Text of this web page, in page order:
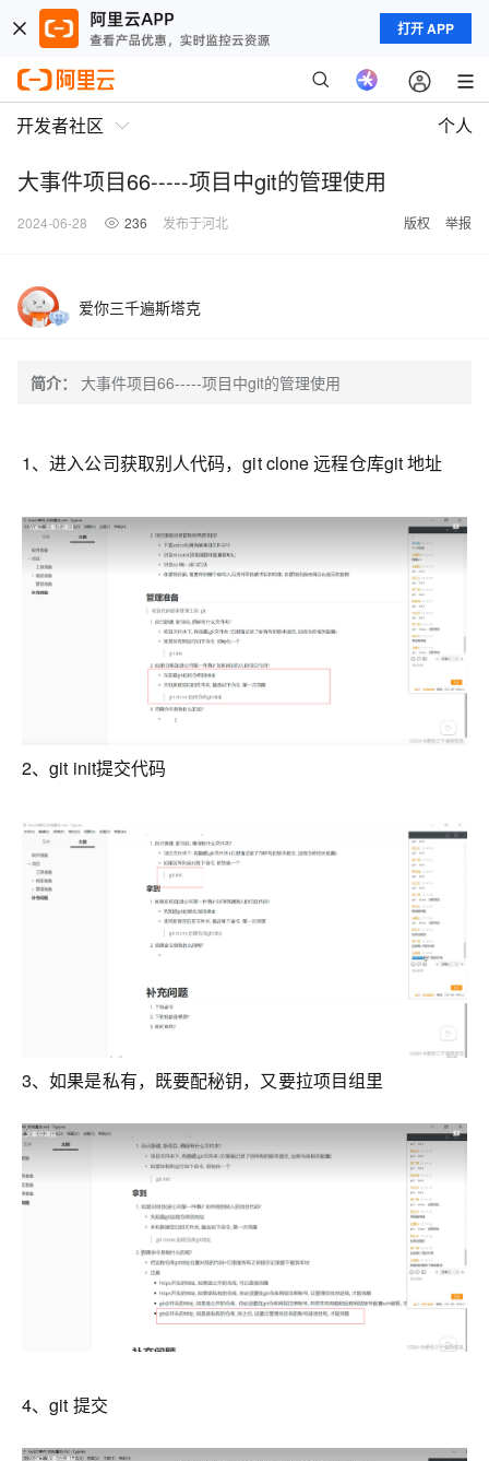
打开 APP
开发者社区 个人
大事件项目66-----项目中git的管理使用
2024-06-28 236 发布于河北 版权 举报
爱你三千遍斯塔克
简介： 大事件项目66-----项目中git的管理使用
1、进入公司获取别人代码，git clone 远程仓库git 地址
2、git init提交代码
3、如果是私有，既要配秘钥，又要拉项目组里
4、git 提交